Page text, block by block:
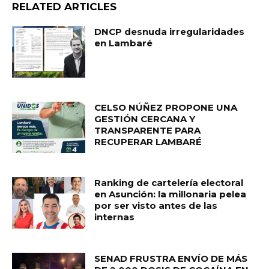
RELATED ARTICLES
DNCP desnuda irregularidades
en Lambaré
CELSO NÚÑEZ PROPONE UNA
GESTIÓN CERCANA Y
TRANSPARENTE PARA
RECUPERAR LAMBARÉ
Ranking de cartelería electoral
en Asunción: la millonaria pelea
por ser visto antes de las
internas
SENAD FRUSTRA ENVÍO DE MÁS